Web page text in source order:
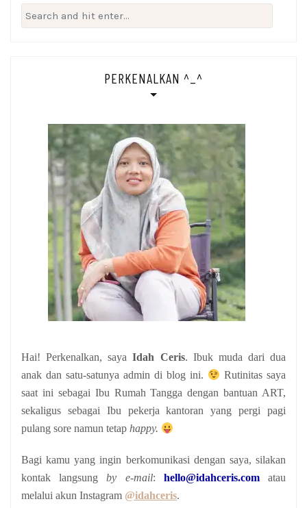
Search
for:
PERKENALKAN ^_^
Hai! Perkenalkan, sayaIdah Ceris. Ibuk muda dari dua
anak dan satu-satunya admin di blog ini.
Rutinitas saya
saat ini sebagai Ibu Rumah Tangga dengan bantuan ART,
sekaligus sebagai Ibu pekerja kantoran yang pergi pagi
pulang sore namun tetap happy.
Bagi kamu yang ingin berkomunikasi dengan saya, silakan
kontak langsungby e-mail: hello@idahceris.com
atau
melalui akun Instagram @idahceris.